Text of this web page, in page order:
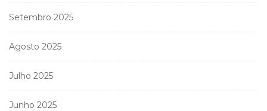
Setembro 2025
Agosto 2025
Julho 2025
Junho 2025